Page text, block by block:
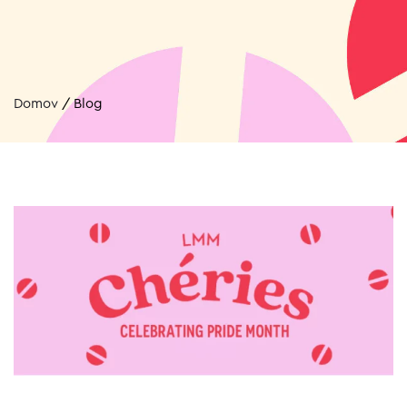
Domov /Blog